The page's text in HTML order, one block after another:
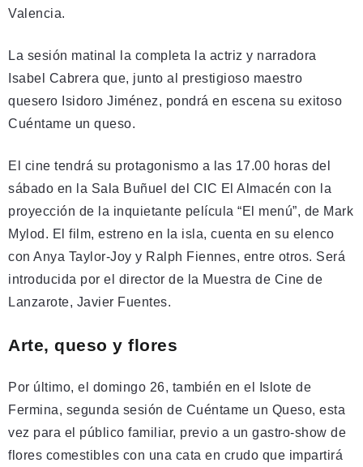
Valencia.
La sesión matinal la completa la actriz y narradora
Isabel Cabrera que, junto al prestigioso maestro
quesero Isidoro Jiménez, pondrá en escena su exitoso
Cuéntame un queso.
El cine tendrá su protagonismo a las 17.00 horas del
sábado en la Sala Buñuel del CIC El Almacén con la
proyección de la inquietante película “El menú”, de Mark
Mylod. El film, estreno en la isla, cuenta en su elenco
con Anya Taylor-Joy y Ralph Fiennes, entre otros. Será
introducida por el director de la Muestra de Cine de
Lanzarote, Javier Fuentes.
Arte, queso y flores
Por último, el domingo 26, también en el Islote de
Fermina, segunda sesión de Cuéntame un Queso, esta
vez para el público familiar, previo a un gastro-show de
flores comestibles con una cata en crudo que impartirá